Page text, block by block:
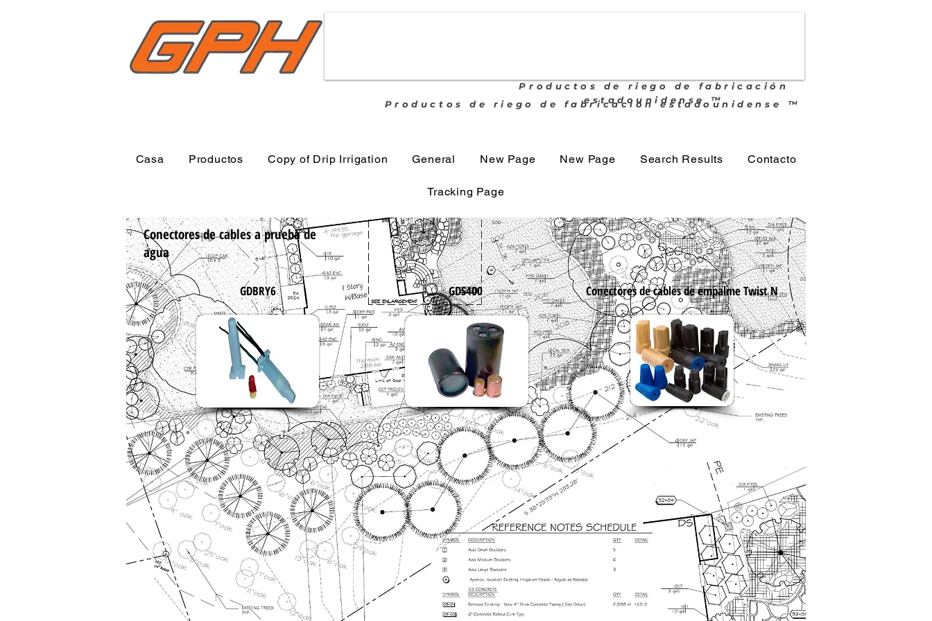
Productos de riego de fabricación
estadounidense ™
Productos de riego de fabricación estadounidense ™
Casa Productos Copy of Drip Irrigation General New Page New Page Search Results Contacto
Tracking Page
Conectores de cables a prueba de
agua
GDBRY6 GDS400 Conectores de cables de empalme Twist N